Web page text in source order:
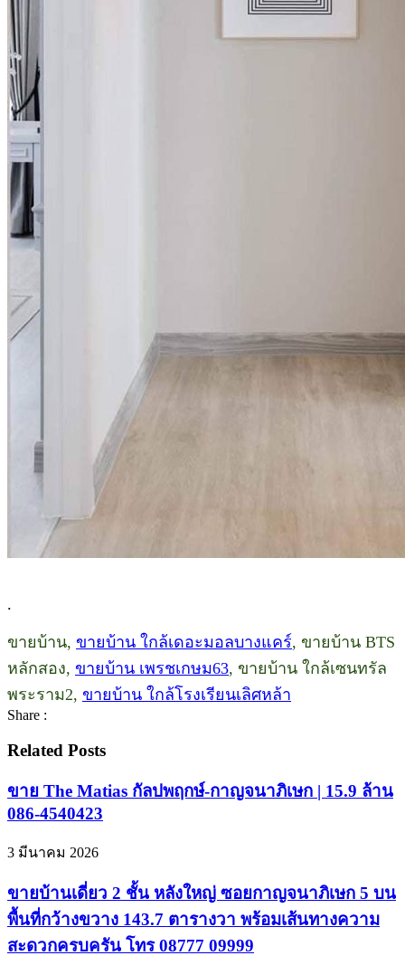
.
ขายบ้าน, ขายบ้าน ใกล้เดอะมอลบางแคร์, ขายบ้าน BTS
หลักสอง, ขายบ้าน เพรชเกษม63, ขายบ้าน ใกล้เซนทรัล
พระราม2, ขายบ้าน ใกล้โรงเรียนเลิศหล้า
Share :
Related Posts
ขาย The Matias กัลปพฤกษ์-กาญจนาภิเษก | 15.9 ล้าน
086-4540423
3 มีนาคม 2026
ขายบ้านเดี่ยว 2 ชั้น หลังใหญ่ ซอยกาญจนาภิเษก 5 บน
พื้นที่กว้างขวาง 143.7 ตารางวา พร้อมเส้นทางความ
สะดวกครบครัน โทร 08777 09999